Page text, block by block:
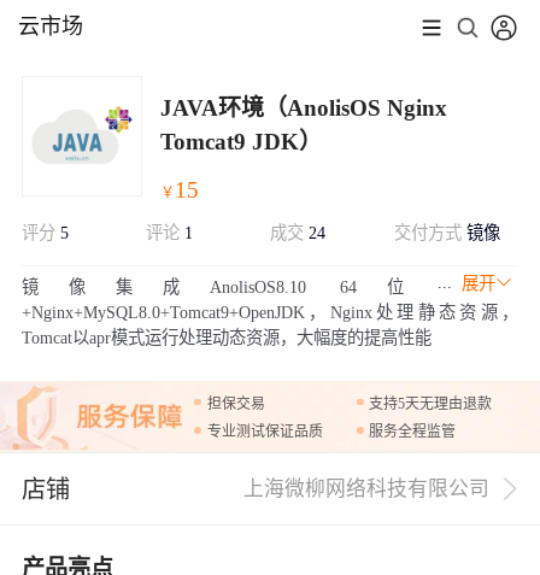
云市场
JAVA环境（AnolisOS Nginx
Tomcat9 JDK）
￥ 15
评分 5 评论 1 成交 24 交付方式镜像
展开
镜像集成AnolisOS8.10 64位
+Nginx+MySQL8.0+Tomcat9+OpenJDK，Nginx处理静态资源，
Tomcat以apr模式运行处理动态资源，大幅度的提高性能
担保交易
支持5天无理由退款
专业测试保证品质
服务全程监管
店铺 上海微柳网络科技有限公司
产品亮点